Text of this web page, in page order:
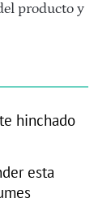
producto y
hinchado
esta